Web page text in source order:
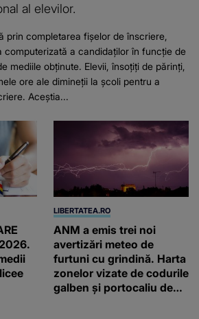
al elevilor.
prin completarea fișelor de înscriere,
computerizată a candidaților în funcție de
mediile obținute. Elevii, însoțiți de părinți,
ore ale dimineții la școli pentru a
Aceștia...
LIBERTATEA.RO
ANM a emis trei noi
avertizări meteo de
furtuni cu grindină. Harta
zonelor vizate de codurile
galben și portocaliu de